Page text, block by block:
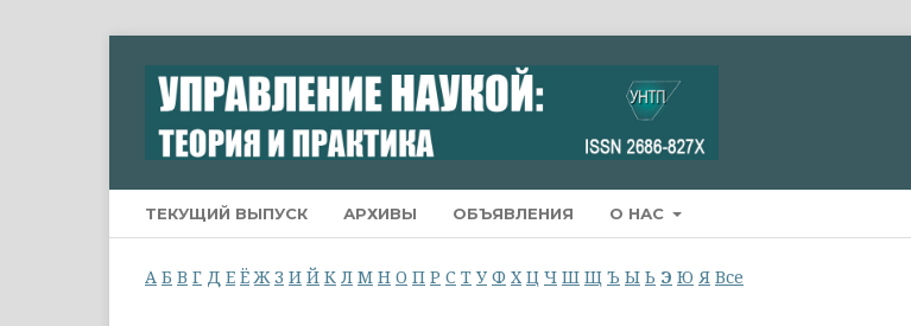
ТЕКУЩИЙ ВЫПУСК АРХИВЫ ОБЪЯВЛЕНИЯ О НАС
А Б В Г Д Е Ё Ж З И Й К Л М Н О П Р С Т У Ф Х Ц Ч Ш Щ Ъ Ы Ь Э Ю Я Все